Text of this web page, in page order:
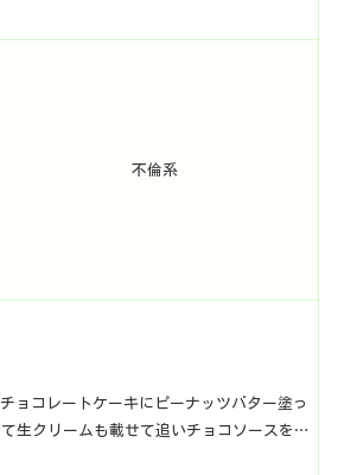
不倫系
チョコレートケーキにピーナッツバター塗っ
て生クリームも載せて追いチョコソースを…